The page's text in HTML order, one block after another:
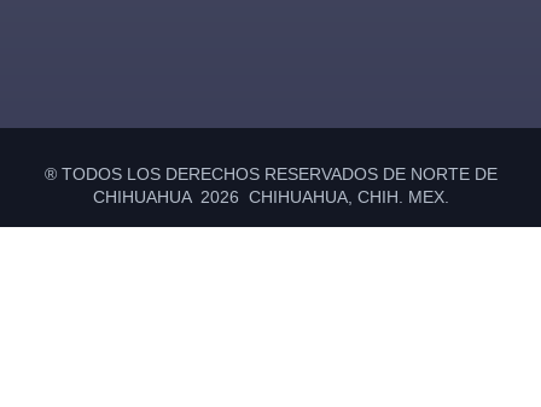
® TODOS LOS DERECHOS RESERVADOS DE NORTE DE
CHIHUAHUA 2026 CHIHUAHUA, CHIH. MEX.